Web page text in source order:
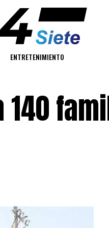
ENTRETENIMIENTO
140